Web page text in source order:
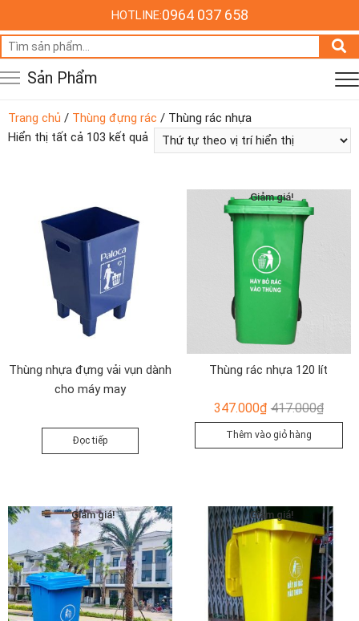
HOTLINE:0964 037 658
Tìm
kiếm:
Sản Phẩm
Trang chủ / Thùng đựng rác / Thùng rác nhựa
Hiển thị tất cả 103 kết quả
Thùng nhựa đựng vải vụn dành
cho máy may
Đọc tiếp
Giảm giá!
Thùng rác nhựa 120 lít
417.000₫Giá
gốc
là:
347.000₫
Giá
hiện
tại
Thêm vào giỏ hàng
Giảm giá! Giảm giá!